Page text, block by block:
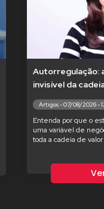
Autorregulação:
invisível da
Artigos - 07/08/2026 -
Entenda por que o
uma variável de
toda a cadeia de valor